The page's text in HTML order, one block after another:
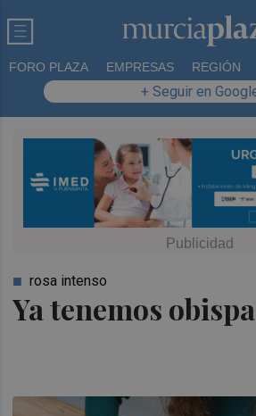
FORO PLAZA EMPRESAS REGIÓN
+ Seguir en
Ya tenemos
rosa intenso